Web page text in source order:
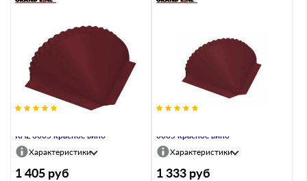
RAL 3005 красное вино
Характеристики
1 405 руб
3005 красное вино
Характеристики
1 333 руб